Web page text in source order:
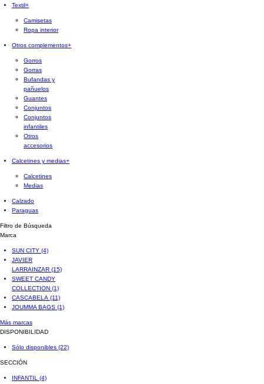
Textil+
Camisetas
Ropa interior
Otros complementos+
Gorros
Gorras
Bufandas y
pañuelos
Guantes
Conjuntos
Conjuntos
infantiles
Otros
accesorios
Calcetines y medias+
Calcetines
Medias
Calzado
Paraguas
Filtro de Búsqueda
Marca
SUN CITY (4)
JAVIER
LARRAINZAR (15)
SWEET CANDY
COLLECTION (1)
CASCABELA (11)
JOUMMA BAGS (1)
Más marcas
DISPONIBILIDAD
Sólo disponibles (22)
SECCIÓN
INFANTIL (4)